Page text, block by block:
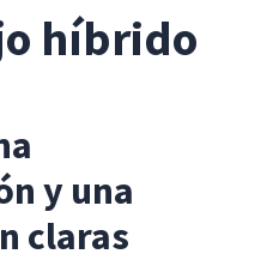
híbrido
y una
claras